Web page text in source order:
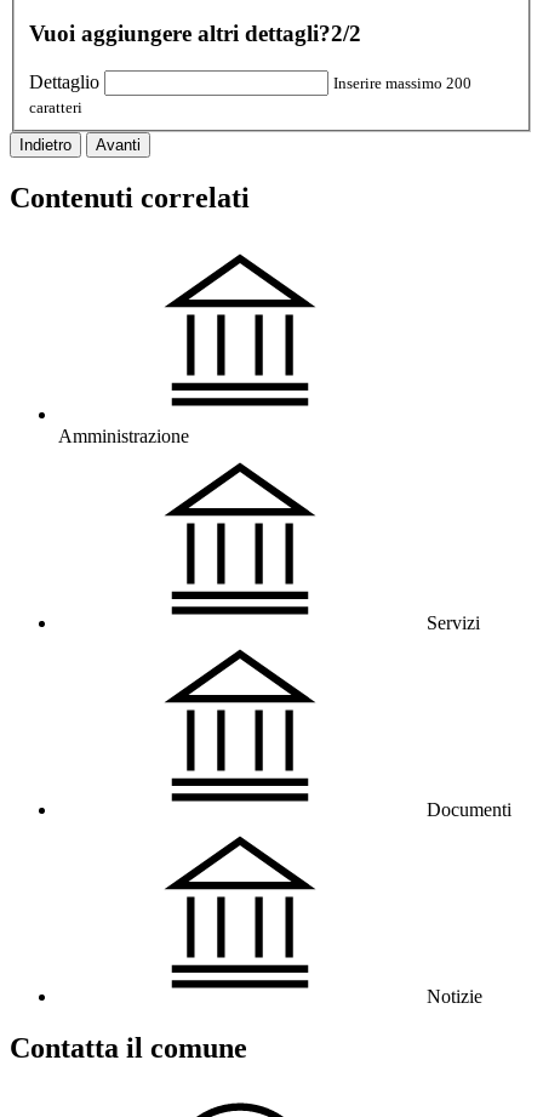
Vuoi aggiungere altri dettagli?2/2
Dettaglio
Inserire massimo 200
caratteri
Indietro Avanti
Contenuti correlati
Amministrazione
Servizi
Documenti
Notizie
Contatta il comune